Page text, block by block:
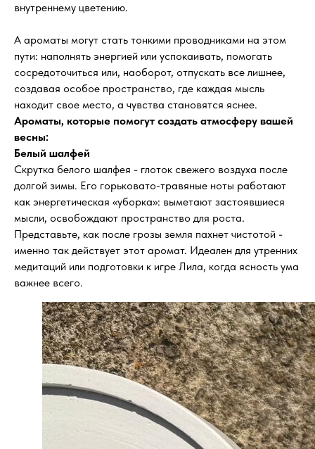
внутреннему цветению.
А ароматы могут стать тонкими проводниками на этом
пути: наполнять энергией или успокаивать, помогать
сосредоточиться или, наоборот, отпускать все лишнее,
создавая особое пространство, где каждая мысль
находит свое место, а чувства становятся яснее.
Ароматы, которые помогут создать атмосферу вашей
весны:
Белый шалфей
Скрутка белого шалфея - глоток свежего воздуха после
долгой зимы. Его горьковато-травяные ноты работают
как энергетическая «уборка»: выметают застоявшиеся
мысли, освобождают пространство для роста.
Представьте, как после грозы земля пахнет чистотой -
именно так действует этот аромат. Идеален для утренних
медитаций или подготовки к игре Лила, когда ясность ума
важнее всего.